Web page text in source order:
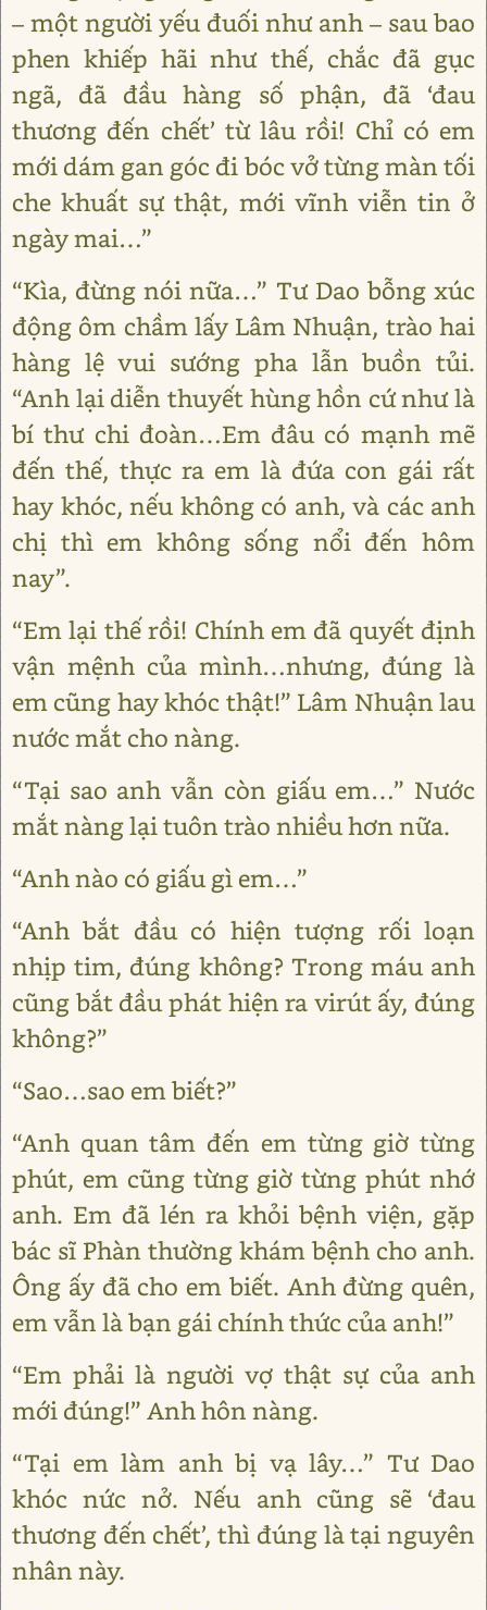
– một người yếu đuối như anh – sau bao
phen khiếp hãi như thế, chắc đã gục
ngã, đã đầu hàng số phận, đã ‘đau
thương đến chết’ từ lâu rồi! Chỉ có em
mới dám gan góc đi bóc vở từng màn tối
che khuất sự thật, mới vĩnh viễn tin ở
ngày mai…”
“Kìa, đừng nói nữa…” Tư Dao bỗng xúc
động ôm chầm lấy Lâm Nhuận, trào hai
hàng lệ vui sướng pha lẫn buồn tủi.
“Anh lại diễn thuyết hùng hồn cứ như là
bí thư chi đoàn…Em đâu có mạnh mẽ
đến thế, thực ra em là đứa con gái rất
hay khóc, nếu không có anh, và các anh
chị thì em không sống nổi đến hôm
nay”.
“Em lại thế rồi! Chính em đã quyết định
vận mệnh của mình…nhưng, đúng là
em cũng hay khóc thật!” Lâm Nhuận lau
nước mắt cho nàng.
“Tại sao anh vẫn còn giấu em…” Nước
mắt nàng lại tuôn trào nhiều hơn nữa.
“Anh nào có giấu gì em…”
“Anh bắt đầu có hiện tượng rối loạn
nhịp tim, đúng không? Trong máu anh
cũng bắt đầu phát hiện ra virút ấy, đúng
không?”
“Sao…sao em biết?”
“Anh quan tâm đến em từng giờ từng
phút, em cũng từng giờ từng phút nhớ
anh. Em đã lén ra khỏi bệnh viện, gặp
bác sĩ Phàn thường khám bệnh cho anh.
Ông ấy đã cho em biết. Anh đừng quên,
em vẫn là bạn gái chính thức của anh!”
“Em phải là người vợ thật sự của anh
mới đúng!” Anh hôn nàng.
“Tại em làm anh bị vạ lây…” Tư Dao
khóc nức nở. Nếu anh cũng sẽ ‘đau
thương đến chết’, thì đúng là tại nguyên
nhân này.